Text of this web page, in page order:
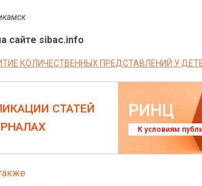
сайте sibac.info
КОЛИЧЕСТВЕННЫХ ПРЕДСТАВЛЕНИЙ У
СТАТЕЙ
РИНЦ
К условиям